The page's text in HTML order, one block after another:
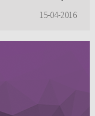
15-04-2016